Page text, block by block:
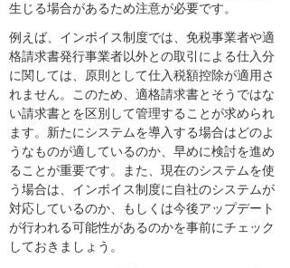
生じる場合があるため注意が必要です。
例えば、インボイス制度では、免税事業者や適
格請求書発行事業者以外との取引による仕入分
に関しては、原則として仕入税額控除が適用さ
れません。このため、適格請求書とそうではな
い請求書とを区別して管理することが求められ
ます。新たにシステムを導入する場合はどのよ
うなものが適しているのか、早めに検討を進め
ることが重要です。また、現在のシステムを使
う場合は、インボイス制度に自社のシステムが
対応しているのか、もしくは今後アップデート
が行われる可能性があるのかを事前にチェック
しておきましょう。